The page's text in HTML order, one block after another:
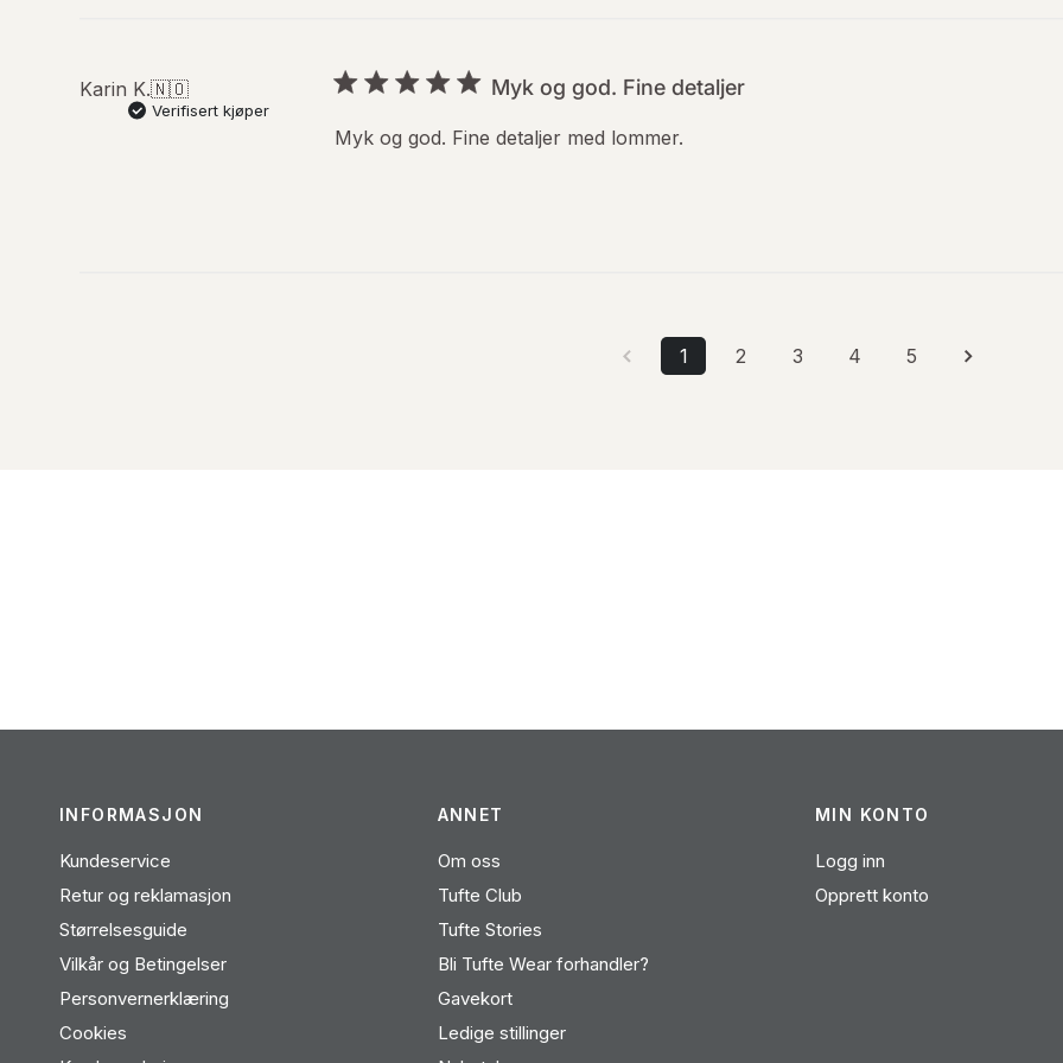
Karin K.🇳🇴
Verifisert kjøper
Myk og god. Fine detaljer
Myk og god. Fine detaljer med lommer.
1 2 3 4 5
INFORMASJON
Kundeservice
Retur og reklamasjon
Størrelsesguide
Vilkår og Betingelser
Personvernerklæring
Cookies
ANNET
Om oss
Tufte Club
Tufte Stories
Bli Tufte Wear forhandler?
Gavekort
Ledige stillinger
MIN KONTO
Logg inn
Opprett konto